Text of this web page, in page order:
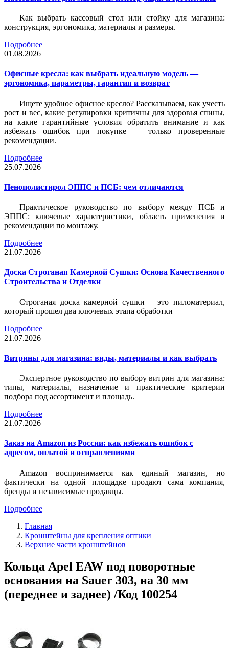
Как выбрать кассовый стол или стойку для магазина:
конструкция, эргономика, материалы и размеры.
Подробнее
01.08.2026
Офисные кресла: как выбрать идеальную модель —
эргономика, параметры, гарантия и возврат
Ищете удобное офисное кресло? Рассказываем, как учесть
рост и вес, какие регулировки критичны для здоровья спины,
на какие гарантийные условия обратить внимание и как
избежать ошибок при покупке — только проверенные
рекомендации.
Подробнее
25.07.2026
Пенополистирол ЭППС и ПСБ: чем отличаются
Практическое руководство по выбору между ПСБ и
ЭППС: ключевые характеристики, область применения и
рекомендации по монтажу.
Подробнее
21.07.2026
Доска Строганая Камерной Сушки: Основа Качественного
Строительства и Отделки
Строганая доска камерной сушки – это пиломатериал,
который прошел два ключевых этапа обработки
Подробнее
21.07.2026
Витрины для магазина: виды, материалы и как выбрать
Экспертное руководство по выбору витрин для магазина:
типы, материалы, назначение и практические критерии
подбора под ассортимент и площадь.
Подробнее
21.07.2026
Заказ на Amazon из России: как избежать ошибок с
адресом, оплатой и отправлениями
Amazon воспринимается как единый магазин, но
фактически на одной площадке продают сама компания,
бренды и независимые продавцы.
Подробнее
Главная
Кронштейны для крепления оптики
Верхние части кронштейнов
Кольца Apel EAW под поворотные
основания на Sauer 303, на 30 мм
(переднее и заднее) /Код 100254